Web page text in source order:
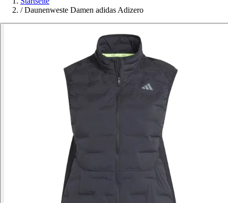
/ Daunenweste Damen adidas Adizero